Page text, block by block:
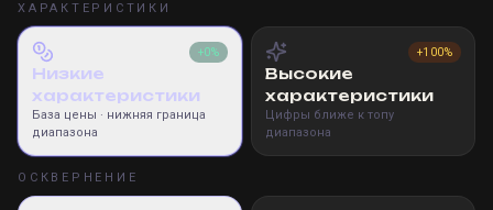
ХАРАКТЕРИСТИКИ
+0%
Низкие
характеристики
База цены · нижняя граница
диапазона
+100%
Высокие
характеристики
Цифры ближе к топу
диапазона
ОСКВЕРНЕНИЕ